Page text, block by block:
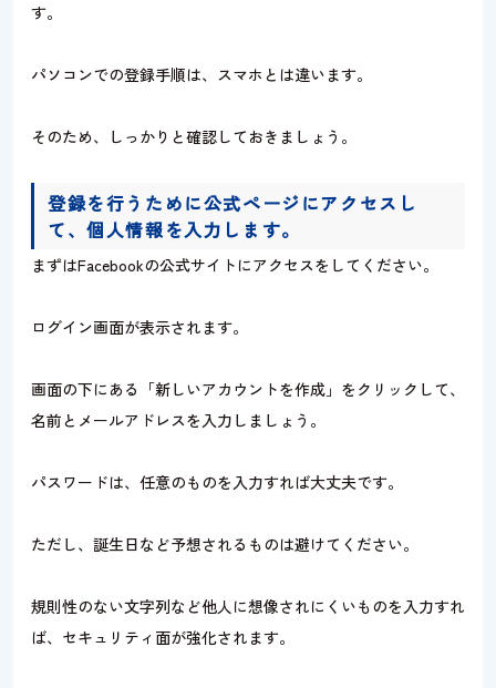
す。
パソコンでの登録手順は、スマホとは違います。
そのため、しっかりと確認しておきましょう。
登録を行うために公式ページにアクセスし
て、個人情報を入力します。
まずはFacebookの公式サイトにアクセスをしてください。
ログイン画面が表示されます。
画面の下にある「新しいアカウントを作成」をクリックして、
名前とメールアドレスを入力しましょう。
パスワードは、任意のものを入力すれば大丈夫です。
ただし、誕生日など予想されるものは避けてください。
規則性のない文字列など他人に想像されにくいものを入力すれ
ば、セキュリティ面が強化されます。